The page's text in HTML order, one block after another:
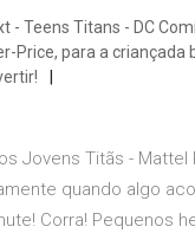
- Teens Titans - DC
Price, para a criançada
Jovens Titãs - Mattel
quando algo
Corra! Pequenos